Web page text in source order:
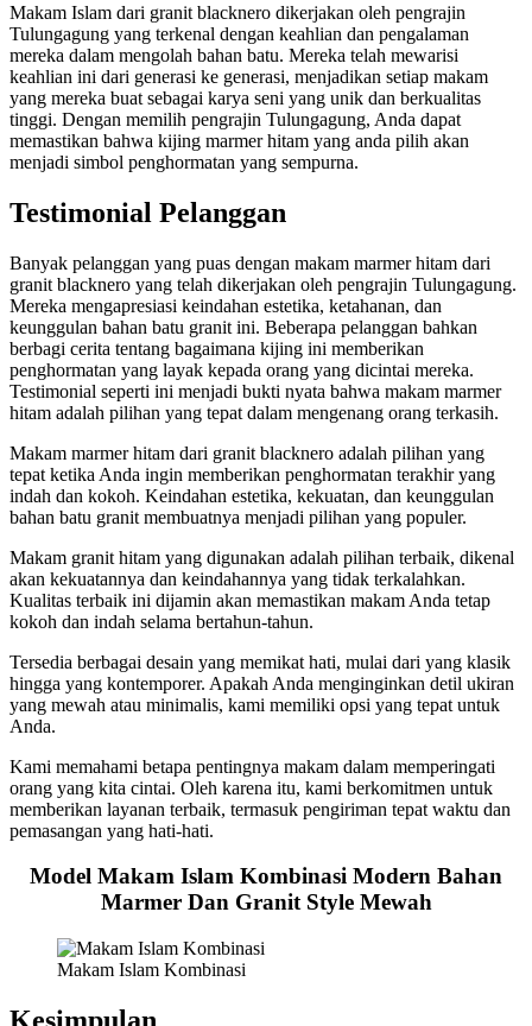
Makam Islam dari granit blacknero dikerjakan oleh pengrajin
Tulungagung yang terkenal dengan keahlian dan pengalaman
mereka dalam mengolah bahan batu. Mereka telah mewarisi
keahlian ini dari generasi ke generasi, menjadikan setiap makam
yang mereka buat sebagai karya seni yang unik dan berkualitas
tinggi. Dengan memilih pengrajin Tulungagung, Anda dapat
memastikan bahwa kijing marmer hitam yang anda pilih akan
menjadi simbol penghormatan yang sempurna.
Testimonial Pelanggan
Banyak pelanggan yang puas dengan makam marmer hitam dari
granit blacknero yang telah dikerjakan oleh pengrajin Tulungagung.
Mereka mengapresiasi keindahan estetika, ketahanan, dan
keunggulan bahan batu granit ini. Beberapa pelanggan bahkan
berbagi cerita tentang bagaimana kijing ini memberikan
penghormatan yang layak kepada orang yang dicintai mereka.
Testimonial seperti ini menjadi bukti nyata bahwa makam marmer
hitam adalah pilihan yang tepat dalam mengenang orang terkasih.
Makam marmer hitam dari granit blacknero adalah pilihan yang
tepat ketika Anda ingin memberikan penghormatan terakhir yang
indah dan kokoh. Keindahan estetika, kekuatan, dan keunggulan
bahan batu granit membuatnya menjadi pilihan yang populer.
Makam granit hitam yang digunakan adalah pilihan terbaik, dikenal
akan kekuatannya dan keindahannya yang tidak terkalahkan.
Kualitas terbaik ini dijamin akan memastikan makam Anda tetap
kokoh dan indah selama bertahun-tahun.
Tersedia berbagai desain yang memikat hati, mulai dari yang klasik
hingga yang kontemporer. Apakah Anda menginginkan detil ukiran
yang mewah atau minimalis, kami memiliki opsi yang tepat untuk
Anda.
Kami memahami betapa pentingnya makam dalam memperingati
orang yang kita cintai. Oleh karena itu, kami berkomitmen untuk
memberikan layanan terbaik, termasuk pengiriman tepat waktu dan
pemasangan yang hati-hati.
Model Makam Islam Kombinasi Modern Bahan
Marmer Dan Granit Style Mewah
Makam Islam Kombinasi